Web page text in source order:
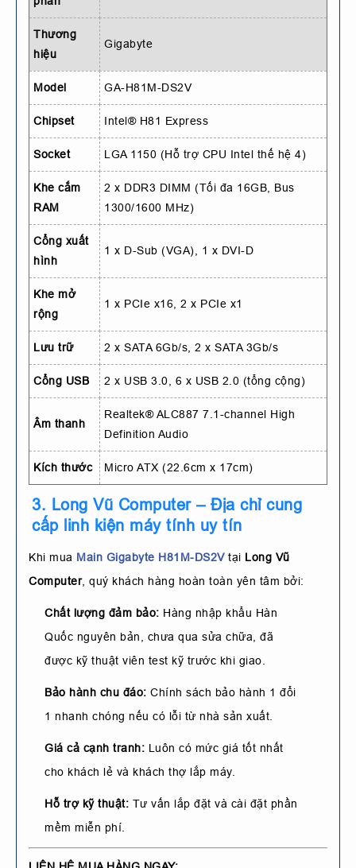
Thương
hiệu
Gigabyte
Model GA-H81M-DS2V
Chipset Intel® H81 Express
Socket LGA 1150 (Hỗ trợ CPU Intel thế hệ 4)
Khe cắm
RAM
2 x DDR3 DIMM (Tối đa 16GB, Bus
1300/1600 MHz)
Cổng xuất
hình
1 x D-Sub (VGA), 1 x DVI-D
Khe mở
rộng
1 x PCIe x16, 2 x PCIe x1
Lưu trữ 2 x SATA 6Gb/s, 2 x SATA 3Gb/s
Cổng USB 2 x USB 3.0, 6 x USB 2.0 (tổng cộng)
Âm thanh
Realtek® ALC887 7.1-channel High
Definition Audio
Kích thước Micro ATX (22.6cm x 17cm)
3. Long Vũ Computer – Địa chỉ cung
cấp linh kiện máy tính uy tín
Khi mua Main Gigabyte H81M-DS2Vtại Long Vũ
Computer, quý khách hàng hoàn toàn yên tâm bởi:
Chất lượng đảm bảo: Hàng nhập khẩu Hàn
Quốc nguyên bản, chưa qua sửa chữa, đã
được kỹ thuật viên test kỹ trước khi giao.
Bảo hành chu đáo: Chính sách bảo hành 1 đổi
1 nhanh chóng nếu có lỗi từ nhà sản xuất.
Giá cả cạnh tranh: Luôn có mức giá tốt nhất
cho khách lẻ và khách thợ lắp máy.
Hỗ trợ kỹ thuật: Tư vấn lắp đặt và cài đặt phần
mềm miễn phí.